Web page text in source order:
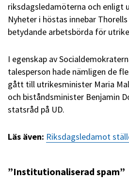
riksdagsledamöterna och enligt
Nyheter i höstas innebar
betydande arbetsbörda för
I egenskap av
talesperson hade nämligen de
gått till utrikesminister Maria
och biståndsminister Benjamin
statsråd på UD.
Läs även: Riksdagsledamot
”Institutionaliserad spam”